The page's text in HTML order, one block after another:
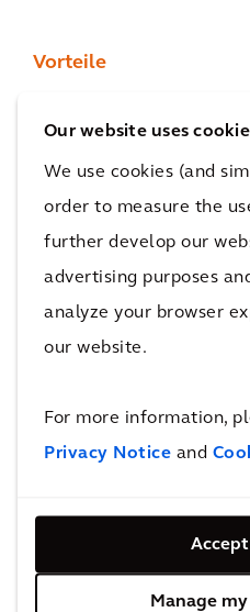
Our website uses
We use cookies (and
order to measure the
further develop our
advertising purposes
analyze your browser
our website.
For more information,
Privacy Notice and
Manage
Vorteile
Durch unsere
effiziente Lösungen,
ihre Ziele in Sachen